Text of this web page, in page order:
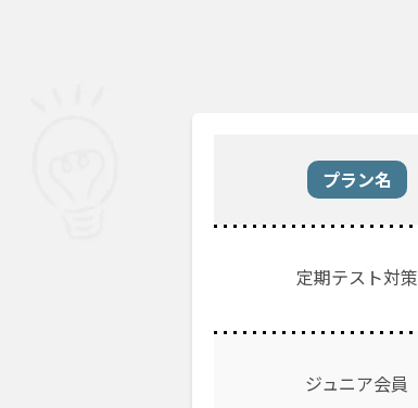
プラン名
定期テスト対策
ジュニア会員